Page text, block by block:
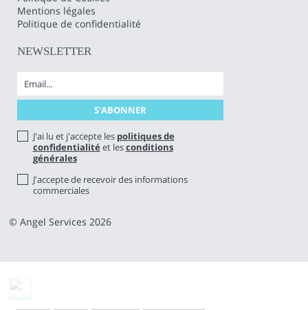
Mentions légales
Politique de confidentialité
NEWSLETTER
J'ai lu et j'accepte les politiques de
confidentialité et lesconditions
générales
J'accepte de recevoir des informations
commerciales
© Angel Services 2026